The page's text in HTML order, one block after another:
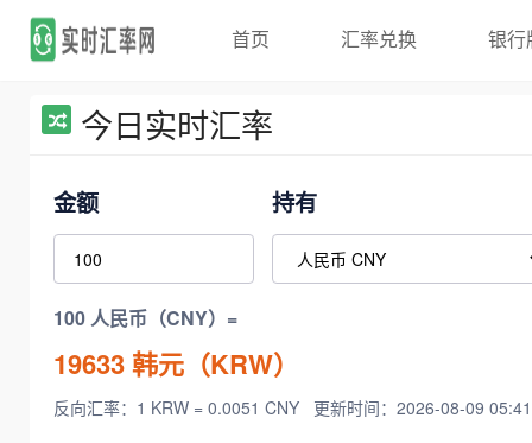
首页 汇率兑换 银行
今日实时汇率
金额 持有
100 人民币（CNY）=
19633韩元（KRW）
反向汇率：1 KRW = 0.0051 CNY 更新时间：2026-08-09